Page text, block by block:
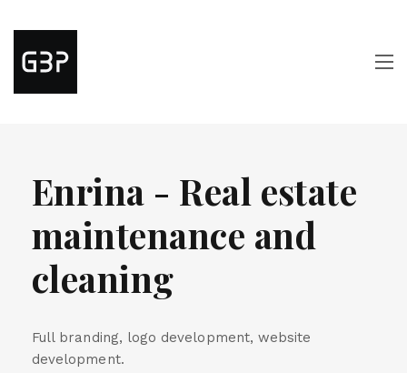
Enrina - Real estate
maintenance and
cleaning
Full branding, logo development, website
development.